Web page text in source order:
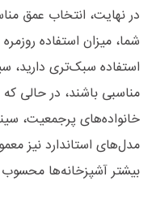
در نهایت، انتخاب عمق
شما، میزان استفاده
استفاده سبک‌تری دارید،
مناسبی باشند، در حالی
خانواده‌های پرجمعیت،
مدل‌های استاندارد نیز
بیشتر آشپزخانه‌ها